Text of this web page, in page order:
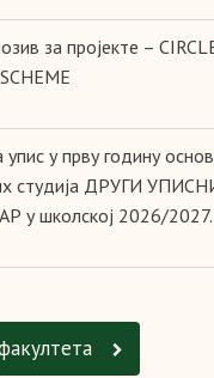
за пројекте –
упис у прву годину
студија ДРУГИ
у школској 2026/2027.